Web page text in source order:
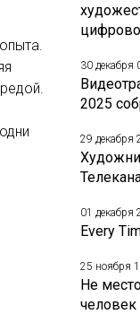
30 декабря
2025
29 декабря
01 декабря
Every
25 ноября
Не